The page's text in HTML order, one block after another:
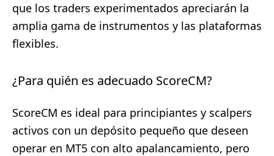
que los traders experimentados apreciarán la
amplia gama de instrumentos y las plataformas
flexibles.
¿Para quién es adecuado ScoreCM?
ScoreCM es ideal para principiantes y scalpers
activos con un depósito pequeño que deseen
operar en MT5 con alto apalancamiento, pero